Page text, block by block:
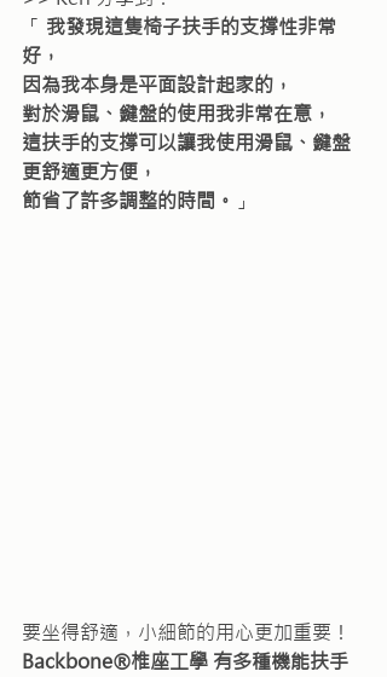
「 我發現這隻椅子扶手的支撐性非常
好，
因為我本身是平面設計起家的，
對於滑鼠、鍵盤的使用我非常在意，
這扶手的支撐可以讓我使用滑鼠、鍵盤
更舒適更方便，
節省了許多調整的時間。 」
要坐得舒適，小細節的用心更加重要！
Backbone®椎座工學 有多種機能扶手